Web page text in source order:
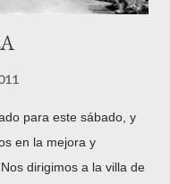
para este sábado, y
en la mejora y
dirigimos a la villa de